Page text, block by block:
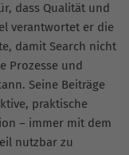
dass Qualität und
verantwortet er die
damit Search nicht
Prozesse und
Seine Beiträge
praktische
– immer mit dem
nutzbar zu